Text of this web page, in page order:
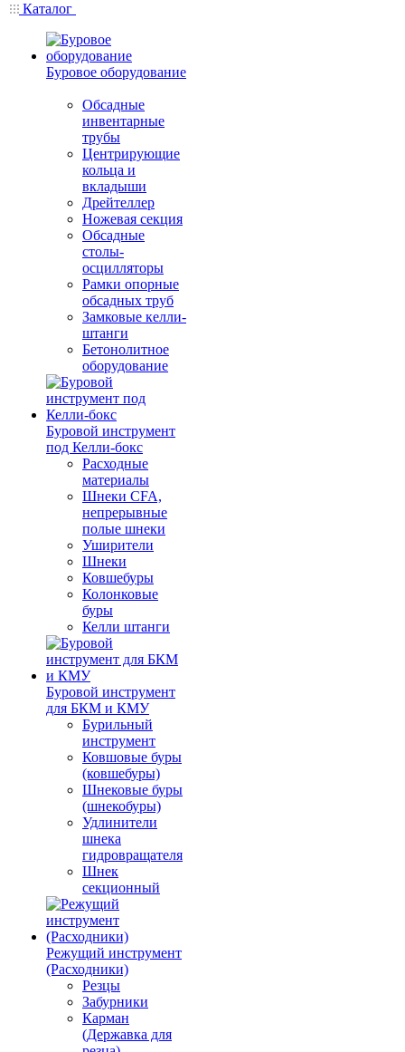
Каталог
Буровое оборудование
Обсадные
инвентарные
трубы
Центрирующие
кольца и
вкладыши
Дрейтеллер
Ножевая секция
Обсадные
столы-
осцилляторы
Рамки опорные
обсадных труб
Замковые келли-
штанги
Бетонолитное
оборудование
Буровой инструмент
под Келли-бокс
Расходные
материалы
Шнеки CFA,
непрерывные
полые шнеки
Уширители
Шнеки
Ковшебуры
Колонковые
буры
Келли штанги
Буровой инструмент
для БКМ и КМУ
Бурильный
инструмент
Ковшовые буры
(ковшебуры)
Шнековые буры
(шнекобуры)
Удлинители
шнека
гидровращателя
Шнек
секционный
Режущий инструмент
(Расходники)
Резцы
Забурники
Карман
(Державка для